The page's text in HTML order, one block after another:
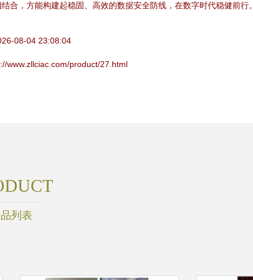
合，方能构建起稳固、高效的数据安全防线，在数字时代稳健前行。
08-04 23:08:04
www.zllciac.com/product/27.html
列表